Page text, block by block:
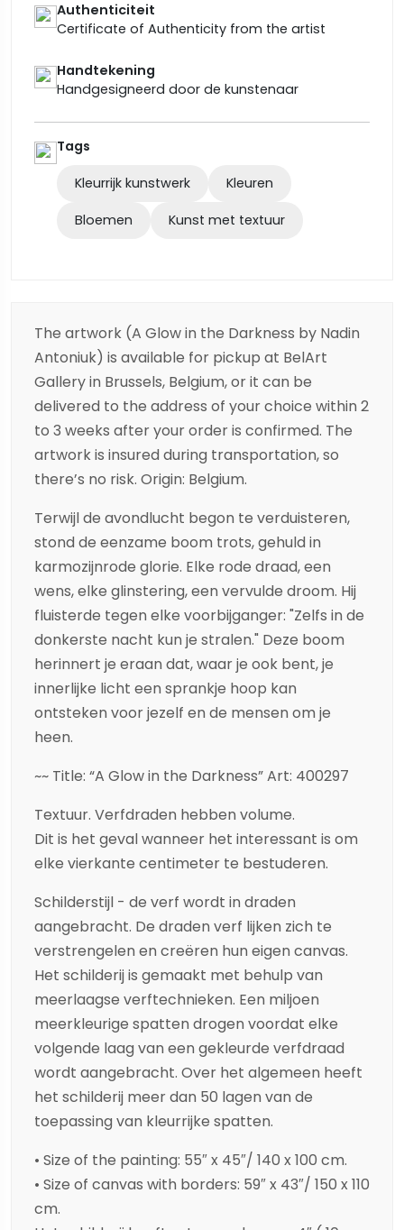
Authenticiteit
Certificate of Authenticity from the artist
Handtekening
Handgesigneerd door de kunstenaar
Tags
Kleurrijk kunstwerk Kleuren
Bloemen Kunst met textuur
The artwork (A Glow in the Darkness by Nadin
Antoniuk) is available for pickup at BelArt
Gallery in Brussels, Belgium, or it can be
delivered to the address of your choice within 2
to 3 weeks after your order is confirmed. The
artwork is insured during transportation, so
there’s no risk. Origin: Belgium.
Terwijl de avondlucht begon te verduisteren,
stond de eenzame boom trots, gehuld in
karmozijnrode glorie. Elke rode draad, een
wens, elke glinstering, een vervulde droom. Hij
fluisterde tegen elke voorbijganger: "Zelfs in de
donkerste nacht kun je stralen." Deze boom
herinnert je eraan dat, waar je ook bent, je
innerlijke licht een sprankje hoop kan
ontsteken voor jezelf en de mensen om je
heen.
~~ Title: “A Glow in the Darkness” Art: 400297
Textuur. Verfdraden hebben volume.
Dit is het geval wanneer het interessant is om
elke vierkante centimeter te bestuderen.
Schilderstijl - de verf wordt in draden
aangebracht. De draden verf lijken zich te
verstrengelen en creëren hun eigen canvas.
Het schilderij is gemaakt met behulp van
meerlaagse verftechnieken. Een miljoen
meerkleurige spatten drogen voordat elke
volgende laag van een gekleurde verfdraad
wordt aangebracht. Over het algemeen heeft
het schilderij meer dan 50 lagen van de
toepassing van kleurrijke spatten.
• Size of the painting: 55″ x 45″/ 140 x 100 cm.
• Size of canvas with borders: 59″ x 43″/ 150 x 110
cm.